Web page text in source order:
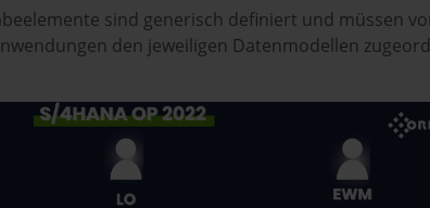
sind generisch definiert und müssen
den jeweiligen Datenmodellen